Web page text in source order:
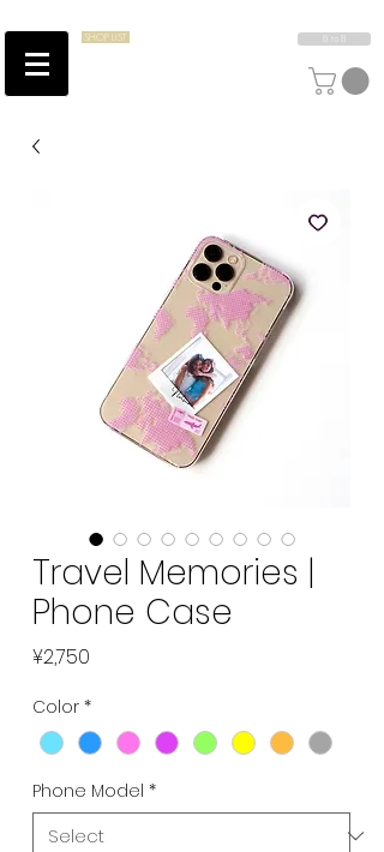
SHOP LIST
Travel Memories |
Phone Case
¥2,750
Color *
Phone Model *